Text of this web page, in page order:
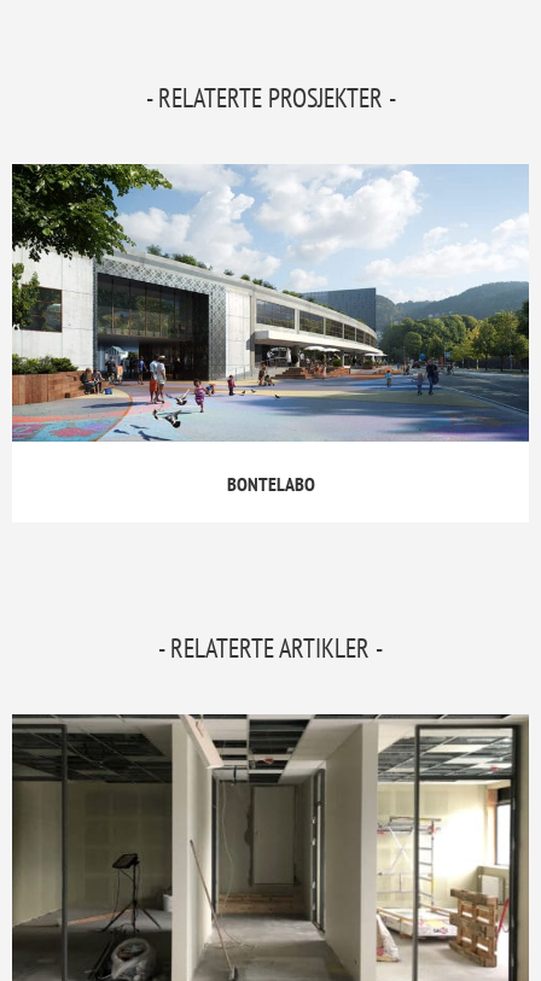
- RELATERTE PROSJEKTER -
BONTELABO
- RELATERTE ARTIKLER -